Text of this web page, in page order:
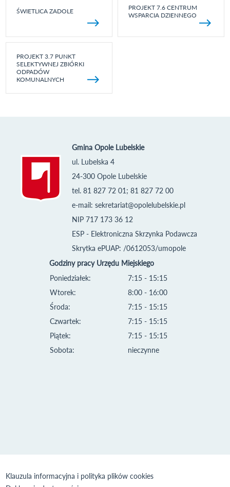
ŚWIETLICA ZADOLE
PROJEKT 7.6 CENTRUM
WSPARCIA DZIENNEGO
PROJEKT 3.7 PUNKT
SELEKTYWNEJ ZBIÓRKI
ODPADÓW
KOMUNALNYCH
Gmina Opole Lubelskie
ul. Lubelska 4
24-300 Opole Lubelskie
tel. 81 827 72 01; 81 827 72 00
e-mail: sekretariat@opolelubelskie.pl
NIP 717 173 36 12
ESP - Elektroniczna Skrzynka Podawcza
Skrytka ePUAP: /0612053/umopole
Godziny pracy Urzędu Miejskiego
Poniedziałek:
Wtorek:
Środa:
Czwartek:
Piątek:
Sobota:
7:15 - 15:15
8:00 - 16:00
7:15 - 15:15
7:15 - 15:15
7:15 - 15:15
nieczynne
Klauzula informacyjna i polityka plików cookies